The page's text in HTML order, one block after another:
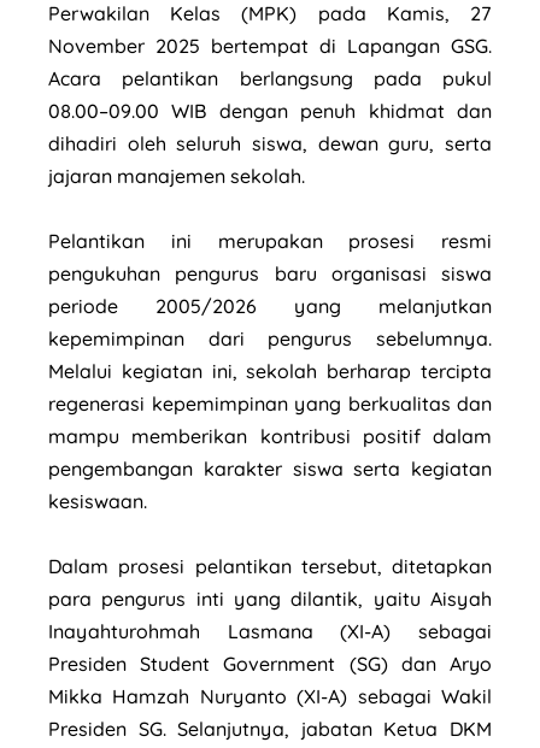
Perwakilan Kelas (MPK) pada Kamis, 27
November 2025 bertempat di Lapangan GSG.
Acara pelantikan berlangsung pada pukul
08.00–09.00 WIB dengan penuh khidmat dan
dihadiri oleh seluruh siswa, dewan guru, serta
jajaran manajemen sekolah.
Pelantikan ini merupakan prosesi resmi
pengukuhan pengurus baru organisasi siswa
periode 2005/2026 yang melanjutkan
kepemimpinan dari pengurus sebelumnya.
Melalui kegiatan ini, sekolah berharap tercipta
regenerasi kepemimpinan yang berkualitas dan
mampu memberikan kontribusi positif dalam
pengembangan karakter siswa serta kegiatan
kesiswaan.
Dalam prosesi pelantikan tersebut, ditetapkan
para pengurus inti yang dilantik, yaitu Aisyah
Inayahturohmah Lasmana (XI-A) sebagai
Presiden Student Government (SG) dan Aryo
Mikka Hamzah Nuryanto (XI-A) sebagai Wakil
Presiden SG. Selanjutnya, jabatan Ketua DKM